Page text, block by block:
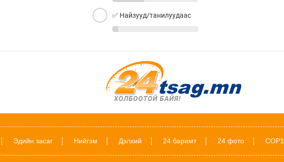
✅ Найзууд/танилуудаас
Эдийн засаг Нийгэм Дэлхий 24 баримт 24 фото